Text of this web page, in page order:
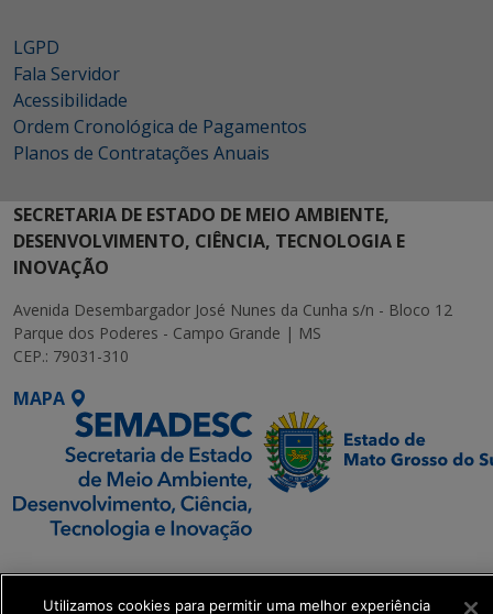
LGPD
Fala Servidor
Acessibilidade
Ordem Cronológica de Pagamentos
Planos de Contratações Anuais
SECRETARIA DE ESTADO DE MEIO AMBIENTE,
DESENVOLVIMENTO, CIÊNCIA, TECNOLOGIA E
INOVAÇÃO
Avenida Desembargador José Nunes da Cunha s/n - Bloco 12
Parque dos Poderes - Campo Grande | MS
CEP.: 79031-310
MAPA
SETDIG | Secretaria-
Executiva de
Utilizamos cookies para permitir uma melhor experiência